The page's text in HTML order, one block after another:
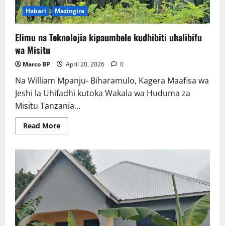
Habari Mazingira
Elimu na Teknolojia kipaumbele kudhibiti uhalibifu
wa Misitu
Marco BP April 20, 2026 0
Na William Mpanju- Biharamulo, Kagera Maafisa wa
Jeshi la Uhifadhi kutoka Wakala wa Huduma za
Misitu Tanzania...
Read MoreRead
more
na
Teknolojia
kipaumbele
kudhibiti
uhalibifu